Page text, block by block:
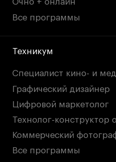
Очно + онлайн
Все программы
Техникум
Специалист кино- и
Графический дизайнер
Цифровой маркетолог
Технолог-конструктор
Коммерческий
Все программы